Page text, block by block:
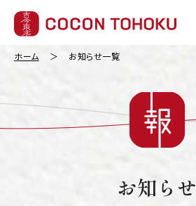
ホーム お知らせ一覧
お知らせ